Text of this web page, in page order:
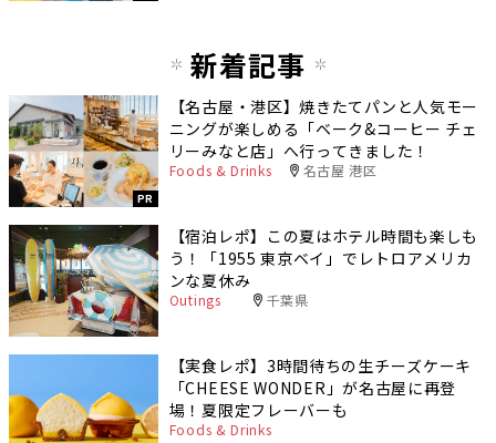
新着記事
PR
【名古屋・港区】焼きたてパンと人気モー
ニングが楽しめる「ベーク&コーヒー チェ
リーみなと店」へ行ってきました！
Foods & Drinks 名古屋 港区
【宿泊レポ】この夏はホテル時間も楽しも
う！「1955 東京ベイ」でレトロアメリカ
ンな夏休み
Outings 千葉県
【実食レポ】3時間待ちの生チーズケーキ
「CHEESE WONDER」が名古屋に再登
場！夏限定フレーバーも
Foods & Drinks